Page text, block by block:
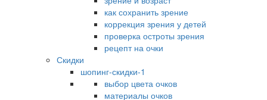
как сохранить зрение
коррекция зрения у детей
проверка остроты зрения
рецепт на очки
Скидки
шопинг-скидки-1
выбор цвета очков
материалы очков